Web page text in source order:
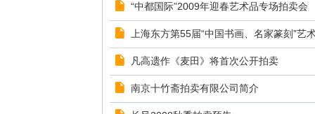
“中都国际”2009年迎春艺术品专场拍卖会
上海东方第55届“中国书画、名家篆刻”艺
凡高遗作《麦田》将首次公开拍卖
南京十竹斋拍卖有限公司简介